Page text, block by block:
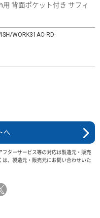
用 背面ポケット付き サフィ
WORK31AO-RD-
へ
ターサービス等の対応は製造元・販売
、製造元・販売元にお問い合わせいた